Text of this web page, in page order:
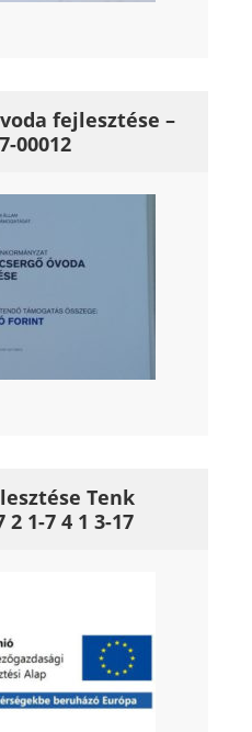
fejlesztése –
00012
Tenk
2 1-7 4 1 3-17